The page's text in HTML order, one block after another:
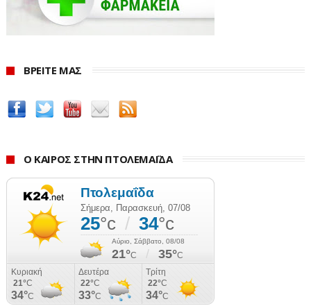
χωριά θα σβήσουν ολοκληρωτικά, αν ο φυσικός μας πλούτος
παραδοθεί αμαχητί στα ιδιωτικά συμφέροντα.
παντός νομίμου δικαιώματός του, ιδίως δε για την δικαστική
προσβάλλουν ανεπίτρεπτα το κατοχυρωμένο εκ του
περιβάλλον.
ΣΥΝΤΑΞΗ: ΠΕΡΙΚΛΗΣ ΚΑΡΑΦΥΛΛΙΔΗΣ
www.ertnews.gr
ΒΡΕΙΤΕ ΜΑΣ
Ο ΚΑΙΡΟΣ ΣΤΗΝ ΠΤΟΛΕΜΑΪΔΑ